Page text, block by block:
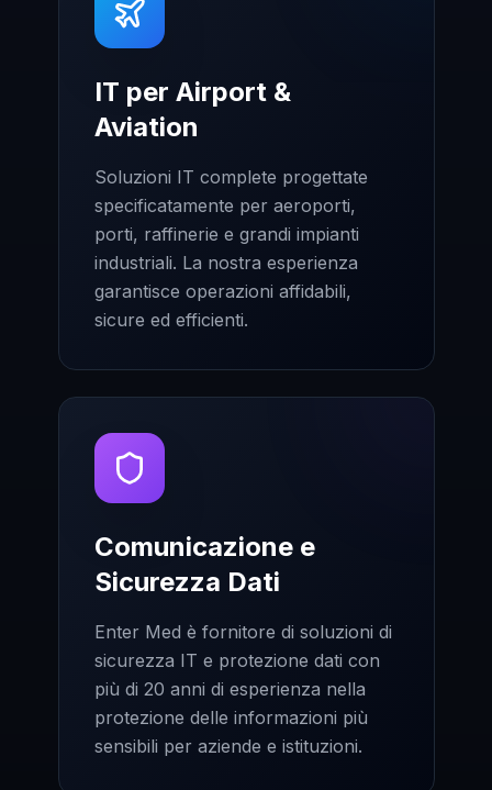
IT per Airport &
Aviation
Soluzioni IT complete progettate
specificatamente per aeroporti,
porti, raffinerie e grandi impianti
industriali. La nostra esperienza
garantisce operazioni affidabili,
sicure ed efficienti.
Comunicazione e
Sicurezza Dati
Enter Med è fornitore di soluzioni di
sicurezza IT e protezione dati con
più di 20 anni di esperienza nella
protezione delle informazioni più
sensibili per aziende e istituzioni.